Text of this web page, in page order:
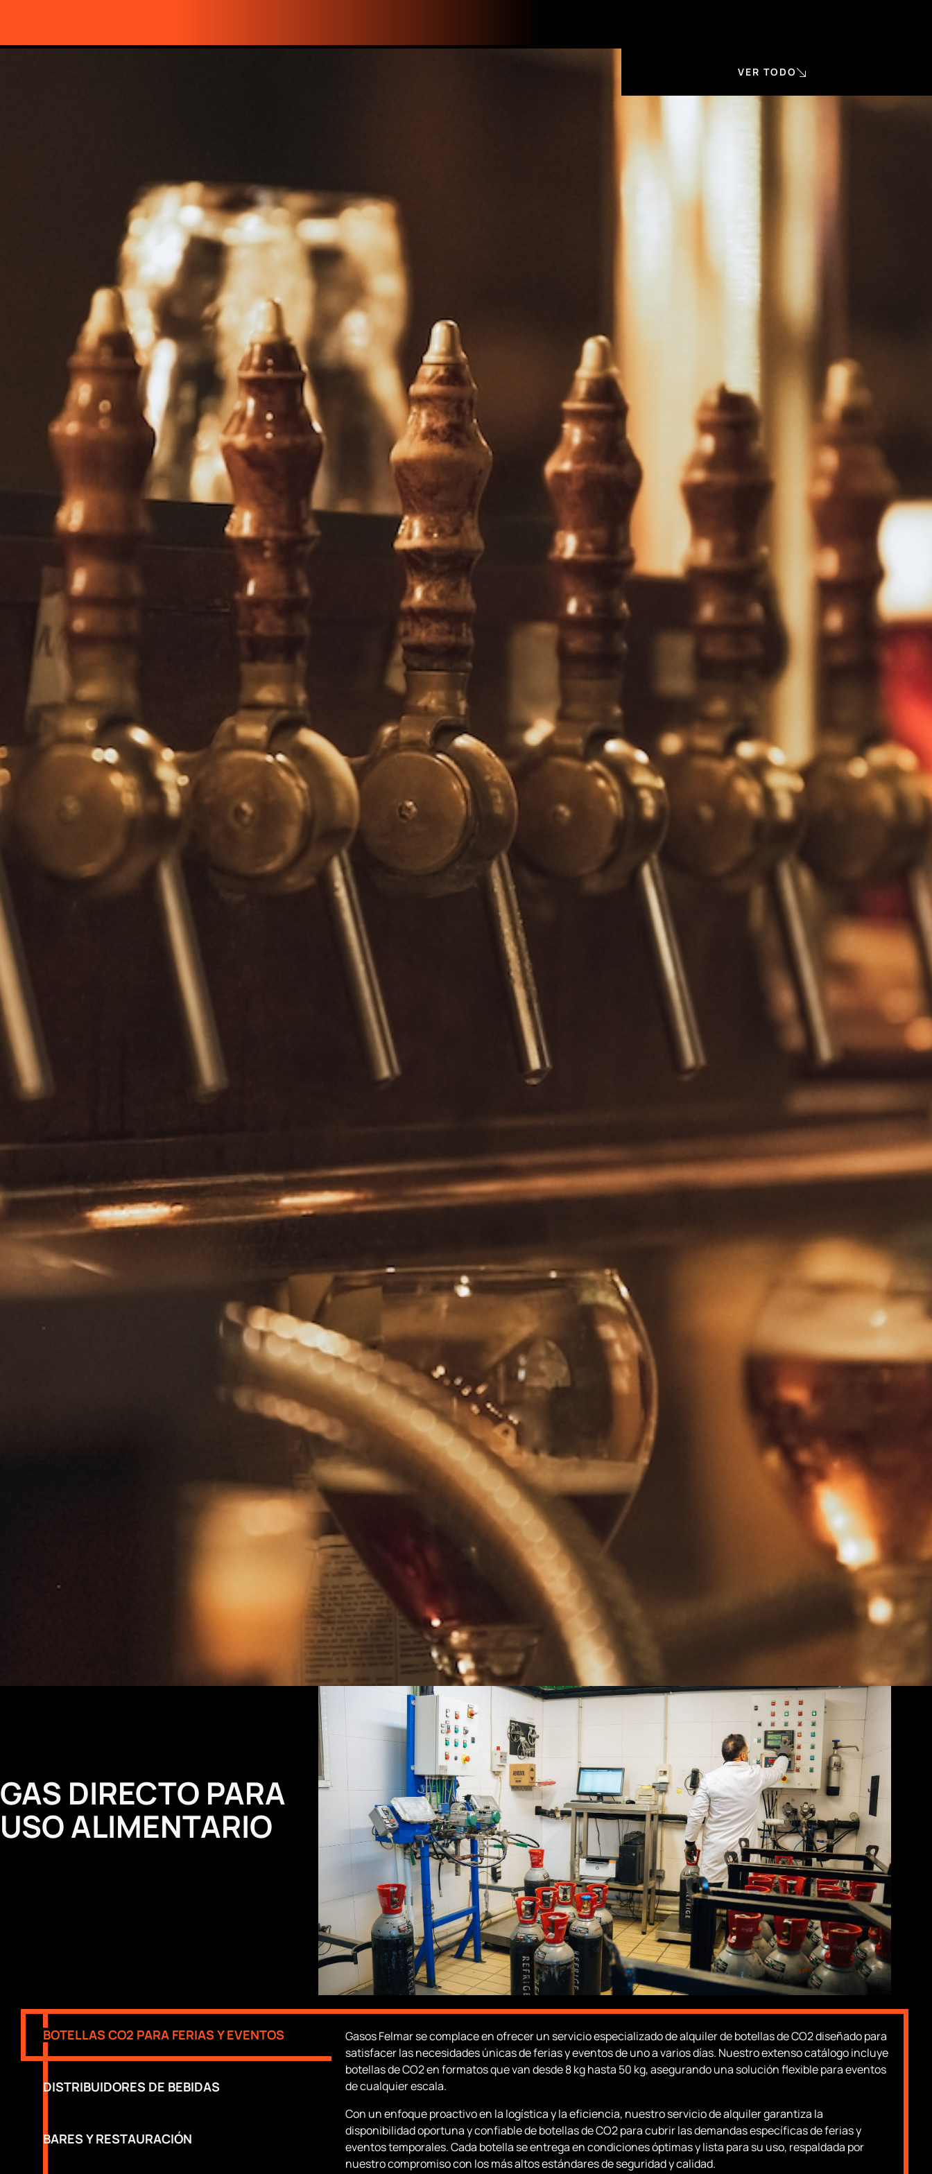
VER TODO
GAS DIRECTO PARA
USO ALIMENTARIO
BOTELLAS CO2 PARA FERIAS Y EVENTOS
DISTRIBUIDORES DE BEBIDAS
BARES Y RESTAURACIÓN
Gasos Felmar se complace en ofrecer un servicio especializado de alquiler de botellas de CO2 diseñado para
satisfacer las necesidades únicas de ferias y eventos de uno a varios días. Nuestro extenso catálogo incluye
botellas de CO2 en formatos que van desde 8 kg hasta 50 kg, asegurando una solución flexible para eventos
de cualquier escala.
Con un enfoque proactivo en la logística y la eficiencia, nuestro servicio de alquiler garantiza la
disponibilidad oportuna y confiable de botellas de CO2 para cubrir las demandas específicas de ferias y
eventos temporales. Cada botella se entrega en condiciones óptimas y lista para su uso, respaldada por
nuestro compromiso con los más altos estándares de seguridad y calidad.